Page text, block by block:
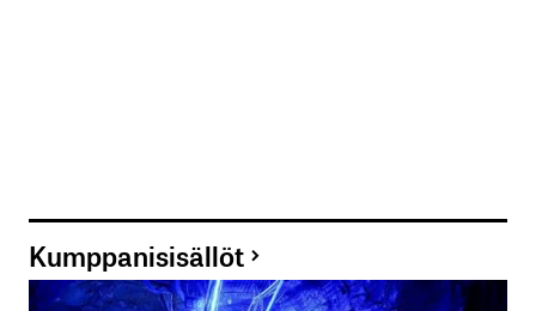
Kumppanisisällöt